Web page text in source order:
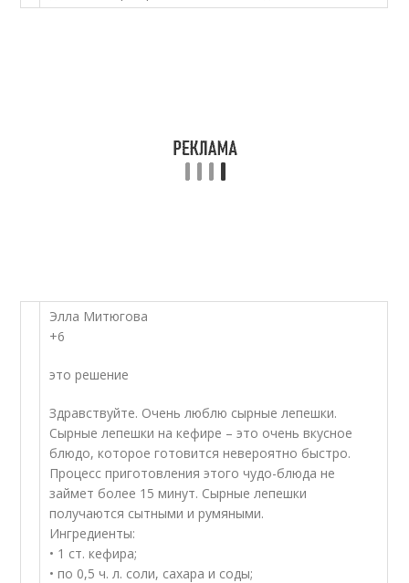
Элла Митюгова
+6
это решение
Здравствуйте. Очень люблю сырные лепешки.
Сырные лепешки на кефире – это очень вкусное
блюдо, которое готовится невероятно быстро.
Процесс приготовления этого чудо-блюда не
займет более 15 минут. Сырные лепешки
получаются сытными и румяными.
Ингредиенты:
• 1 ст. кефира;
• по 0,5 ч. л. соли, сахара и соды;